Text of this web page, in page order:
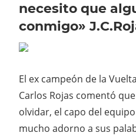
necesito que
conmigo»
El ex campeón de la
Carlos Rojas comentó
olvidar, el capo del
mucho adorno a sus